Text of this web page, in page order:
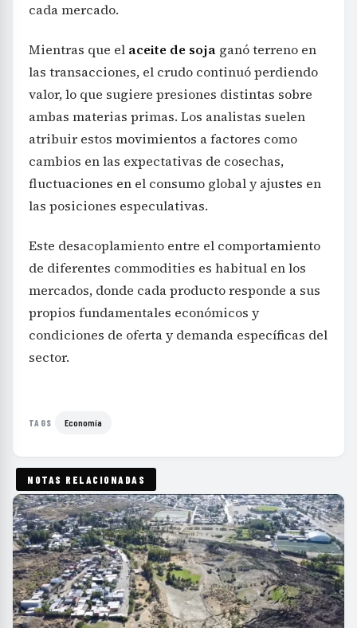
cada mercado.
Mientras que el aceite de soja ganó terreno en
las transacciones, el crudo continuó perdiendo
valor, lo que sugiere presiones distintas sobre
ambas materias primas. Los analistas suelen
atribuir estos movimientos a factores como
cambios en las expectativas de cosechas,
fluctuaciones en el consumo global y ajustes en
las posiciones especulativas.
Este desacoplamiento entre el comportamiento
de diferentes commodities es habitual en los
mercados, donde cada producto responde a sus
propios fundamentales económicos y
condiciones de oferta y demanda específicas del
sector.
TAGS Economía
NOTAS RELACIONADAS